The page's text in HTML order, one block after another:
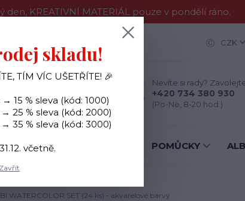
den, KREATIVNÍ MATERIÁL pouze v pondělí ráno.
CZK
Nevíte si rady?
+420 734 380 930
(Po-Ne, 8-20 hod.)
RAZÍTKA POMŮCKY
WATERCOLOR SET (24 ks) - akvarelové barvy
skladu!
TÍM VÍC UŠETŘÍTE! 🎉
15 % sleva (kód: 1000)
25 % sleva (kód: 2000)
35 % sleva (kód: 3000)
včetně.
Zavřít